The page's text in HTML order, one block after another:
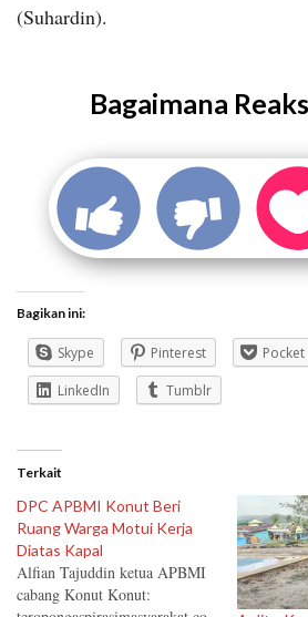
(Suhardin).
Bagaimana
Bagikan ini:
Skype Pinterest Pocket
LinkedIn
Tumblr
Terkait
DPC APBMI Konut Beri
Ruang Warga Motui Kerja
Diatas Kapal
Alfian Tajuddin ketua APBMI
cabang Konut Konut: